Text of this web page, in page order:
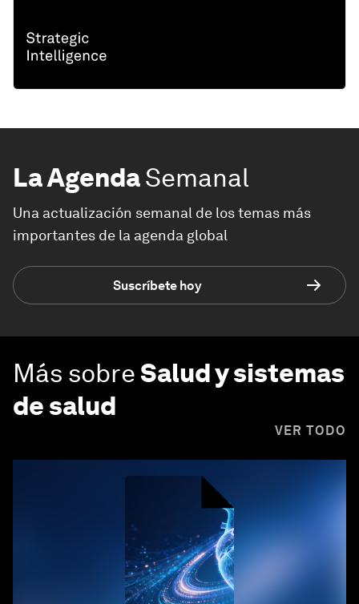
La AgendaSemanal
Una actualización semanal de los temas más
importantes de la agenda global
Suscríbete hoy
Más sobreSalud y sistemas
de salud
VER TODO